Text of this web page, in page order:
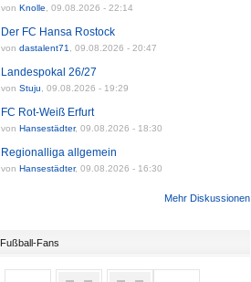
von Knolle 09.08.2026 - 22:14
Der FC Hansa Rostock
von dastalent71 09.08.2026 - 20:47
Landespokal 26/27
von Stuju 09.08.2026 - 19:29
FC Rot-Weiß Erfurt
von Hansestädter, 09.08.2026 - 18:30
Regionalliga allgemein
von Hansestädter, 09.08.2026 - 16:30
Mehr Diskussionen
Fußball-Fans